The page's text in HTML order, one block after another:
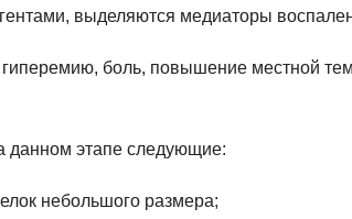
выделяются медиаторы
боль, повышение местной
данном этапе следующие:
небольшого размера;